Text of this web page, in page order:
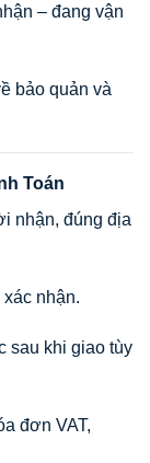
– đang vận
bảo quản và
Toán
nhận, đúng địa
nhận.
sau khi giao tùy
đơn VAT,